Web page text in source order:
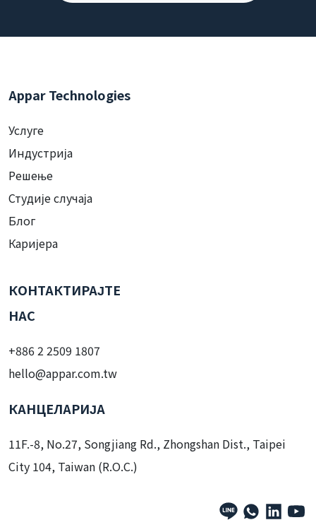
Appar Technologies
Услуге
Индустрија
Решење
Студије случаја
Блог
Каријера
КОНТАКТИРАЈТЕ
НАС
+886 2 2509 1807
hello@appar.com.tw
КАНЦЕЛАРИЈА
11F.-8, No.27, Songjiang Rd., Zhongshan Dist., Taipei
City 104, Taiwan (R.O.C.)